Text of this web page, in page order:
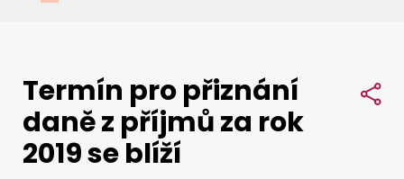
Daně
Mezinárodní spolupráce
Termín pro přiznání
daně z příjmů za rok
2019 se blíží